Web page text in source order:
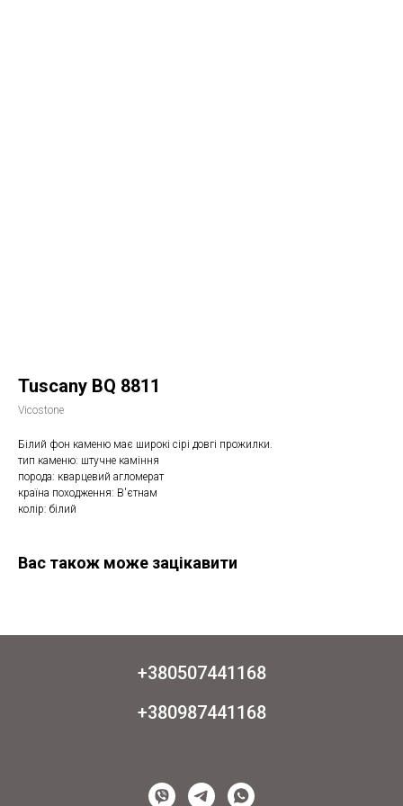
Tuscany BQ 8811
Vicostone
Білий фон каменю має широкі сірі довгі прожилки.
тип каменю: штучне каміння
порода: кварцевий агломерат
країна походження: В'єтнам
колір: білий
Вас також може зацікавити
+380507441168
+380987441168